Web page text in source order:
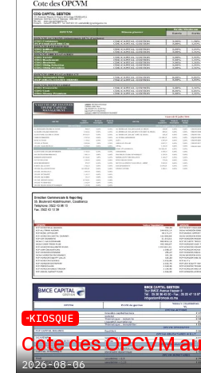
KIOSQUE
Cote des OPCVM
2026-08-06